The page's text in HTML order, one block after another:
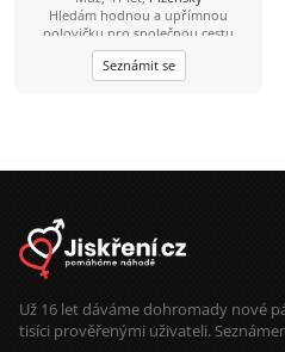
dopisování, budu rád když se ozveš.
Hledám hodnou a upřímnou
polovičku pro společnou cestu
životem.
Seznámit se
Už 16 let dáváme dohromady nové
tisíci prověřenými uživateli.